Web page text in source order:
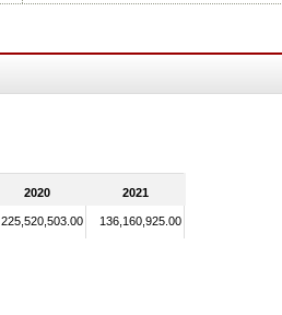
2020 2021
225,520,503.00 136,160,925.00